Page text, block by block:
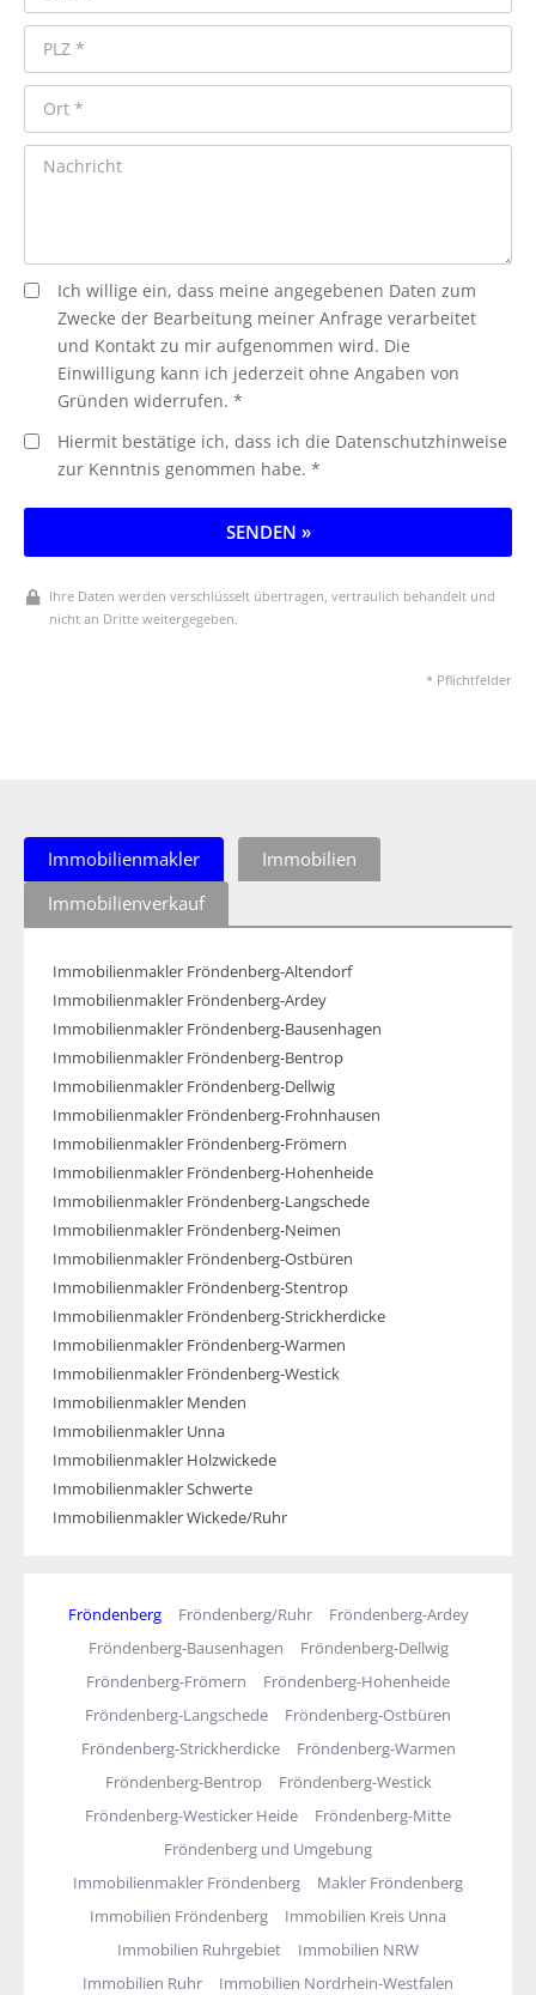
Ich willige ein, dass meine angegebenen Daten zum
Zwecke der Bearbeitung meiner Anfrage verarbeitet
und Kontakt zu mir aufgenommen wird. Die
Einwilligung kann ich jederzeit ohne Angaben von
Gründen widerrufen. *
Hiermit bestätige ich, dass ich die Datenschutzhinweise
zur Kenntnis genommen habe. *
SENDEN »
Ihre Daten werden verschlüsselt übertragen, vertraulich behandelt und
nicht an Dritte weitergegeben.
* Pflichtfelder
Immobilienmakler
Immobilien
Immobilienverkauf
Immobilienmakler Fröndenberg-Altendorf
Immobilienmakler Fröndenberg-Ardey
Immobilienmakler Fröndenberg-Bausenhagen
Immobilienmakler Fröndenberg-Bentrop
Immobilienmakler Fröndenberg-Dellwig
Immobilienmakler Fröndenberg-Frohnhausen
Immobilienmakler Fröndenberg-Frömern
Immobilienmakler Fröndenberg-Hohenheide
Immobilienmakler Fröndenberg-Langschede
Immobilienmakler Fröndenberg-Neimen
Immobilienmakler Fröndenberg-Ostbüren
Immobilienmakler Fröndenberg-Stentrop
Immobilienmakler Fröndenberg-Strickherdicke
Immobilienmakler Fröndenberg-Warmen
Immobilienmakler Fröndenberg-Westick
Immobilienmakler Menden
Immobilienmakler Unna
Immobilienmakler Holzwickede
Immobilienmakler Schwerte
Immobilienmakler Wickede/Ruhr
Fröndenberg Fröndenberg/Ruhr
Fröndenberg-Ardey
Fröndenberg-Bausenhagen
Fröndenberg-Dellwig
Fröndenberg-Frömern
Fröndenberg-Hohenheide
Fröndenberg-Langschede
Fröndenberg-Ostbüren
Fröndenberg-Strickherdicke
Fröndenberg-Warmen
Fröndenberg-Bentrop
Fröndenberg-Westick
Fröndenberg-Westicker Heide
Fröndenberg-Mitte
Fröndenberg und Umgebung
Immobilienmakler Fröndenberg
Makler Fröndenberg
Immobilien Fröndenberg
Immobilien Kreis Unna
Immobilien Ruhrgebiet
Immobilien NRW
Immobilien Ruhr
Immobilien Nordrhein-Westfalen